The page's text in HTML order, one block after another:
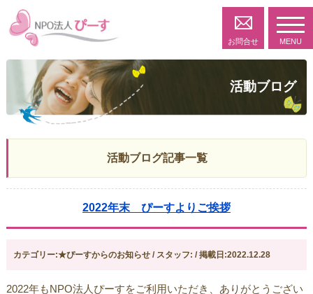
お問合せ MENU
活動ブログ
活動ブログ記事一覧
2022年末 ぴーすよりご挨拶
カテゴリー:★ぴーすからのお知らせ / スタッフ: / 掲載日:2022.12.28
2022年もNPO法人ぴーすをご利用いただき、ありがとうござい